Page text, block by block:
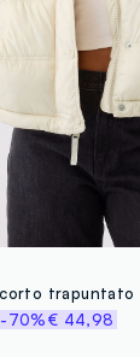
-70%€ 44,98